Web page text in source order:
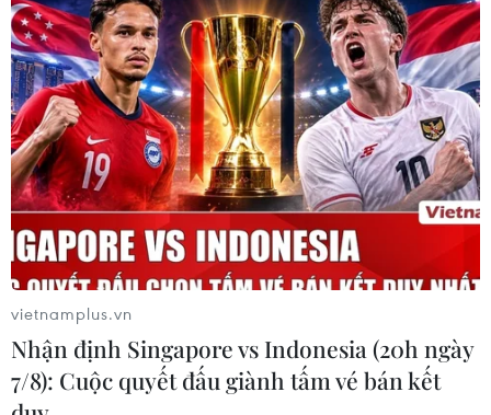
vietnamplus.vn
Nhận định Singapore vs Indonesia (20h ngày
7/8): Cuộc quyết đấu giành tấm vé bán kết